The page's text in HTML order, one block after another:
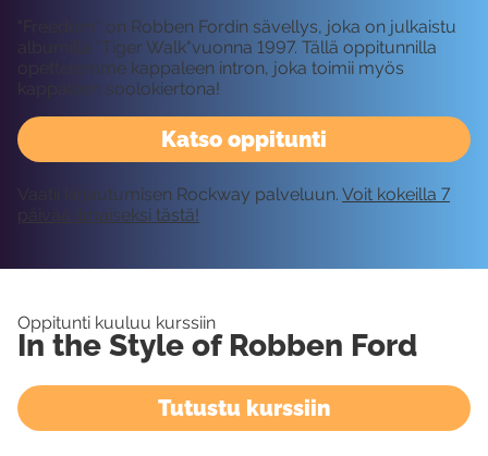
Katso oppitunti
"Freedom" on Robben Fordin sävellys, joka on julkaistu
albumilla "Tiger Walk"vuonna 1997. Tällä oppitunnilla
opettelemme kappaleen intron, joka toimii myös
kappaleen soolokiertona!
Vaatii kirjautumisen Rockway palveluun. Voit kokeilla 7
päivää ilmaiseksi tästä!
Oppitunti kuuluu kurssiin
In the Style of Robben Ford
Tutustu kurssiin